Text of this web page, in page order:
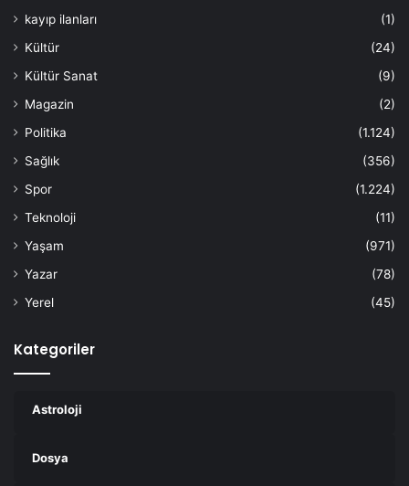
kayıp ilanları
(1)
Kültür
(24)
Kültür Sanat
(9)
Magazin
(2)
Politika
(1.124)
Sağlık
(356)
Spor
(1.224)
Teknoloji
(11)
Yaşam
(971)
Yazar
(78)
Yerel
(45)
Kategoriler
Astroloji
Dosya